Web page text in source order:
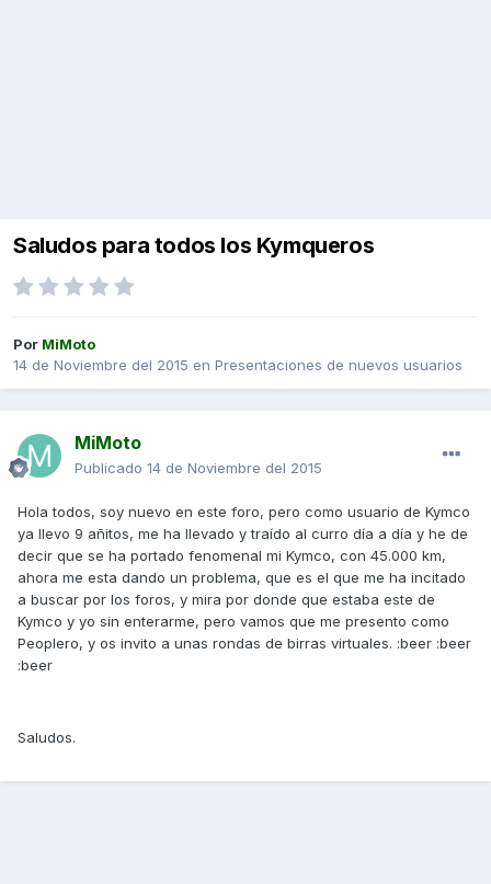
Saludos para todos los Kymqueros
Por MiMoto
14 de Noviembre del 2015 en Presentaciones de nuevos usuarios
MiMoto
Publicado 14 de Noviembre del 2015
Hola todos, soy nuevo en este foro, pero como usuario de Kymco
ya llevo 9 añitos, me ha llevado y traído al curro día a día y he de
decir que se ha portado fenomenal mi Kymco, con 45.000 km,
ahora me esta dando un problema, que es el que me ha incitado
a buscar por los foros, y mira por donde que estaba este de
Kymco y yo sin enterarme, pero vamos que me presento como
Peoplero, y os invito a unas rondas de birras virtuales. :beer :beer
:beer
Saludos.